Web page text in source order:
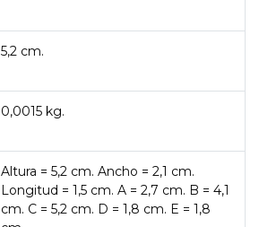
5,2 cm.
0,0015 kg.
Altura = 5,2 cm. Ancho = 2,1 cm.
Longitud = 1,5 cm. A = 2,7 cm. B = 4,1
cm. C = 5,2 cm. D = 1,8 cm. E = 1,8